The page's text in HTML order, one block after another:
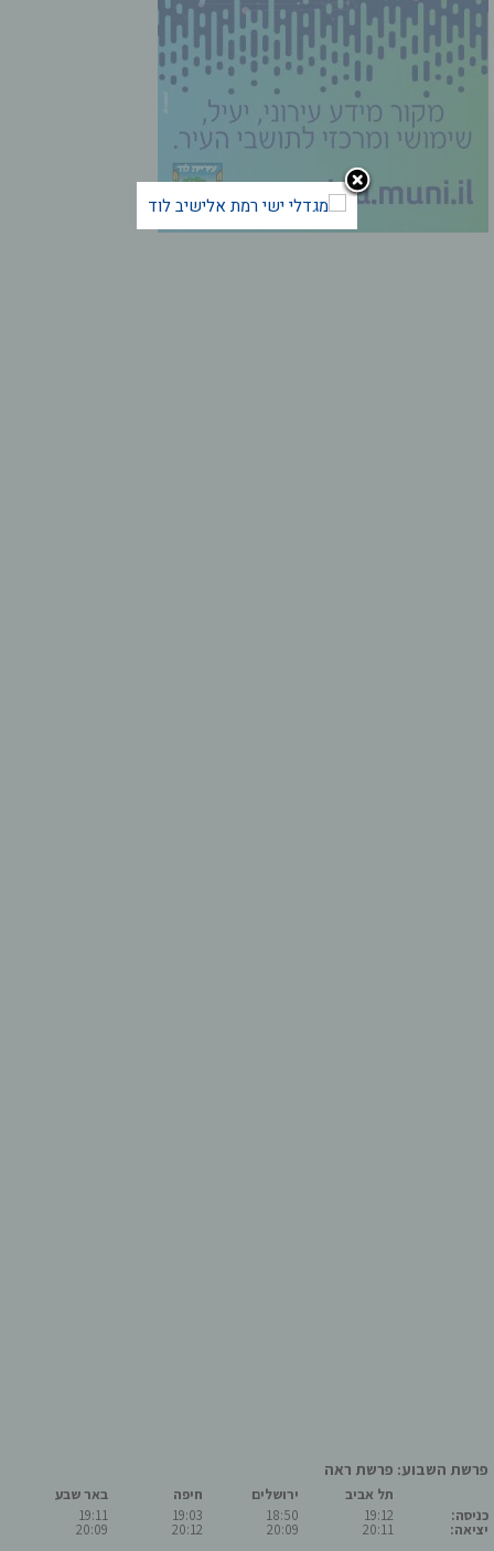
פרשת השבוע: פרשת ראה
כניסה:
יציאה:
תל אביב
19:12
20:11
ירושלים
18:50
20:09
חיפה
19:03
20:12
באר שבע
19:11
20:09